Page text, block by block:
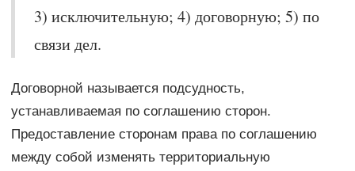
3) исключительную; 4) договорную; 5) по
связи дел.
Договорной называется подсудность,
устанавливаемая по соглашению сторон.
Предоставление сторонам права по соглашению
между собой изменять территориальную